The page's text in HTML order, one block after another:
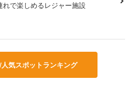
れで楽しめるレジャー施設
気スポットランキング